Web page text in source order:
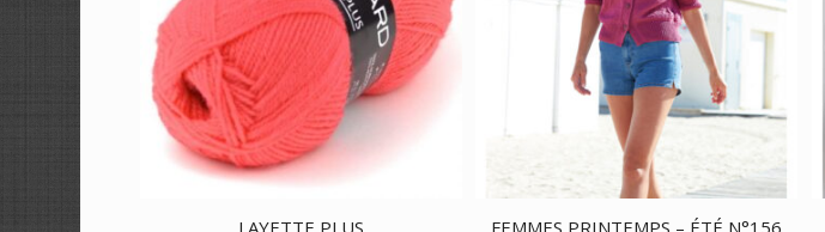
LAYETTE PLUS
FEMMES PRINTEMPS – ÉTÉ N°156